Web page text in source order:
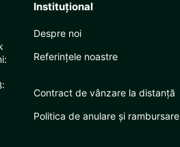
Instituţional
Despre noi
Referințele noastre
Contract de vânzare la distanță
Politica de anulare și rambursare